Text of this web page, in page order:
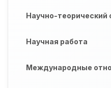
Научно-теорический
Научная работа
Международные